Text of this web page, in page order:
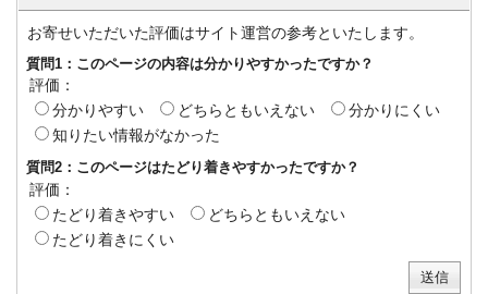
お寄せいただいた評価はサイト運営の参考といたします。
質問1：このページの内容は分かりやすかったですか？
評価：
分かりやすい
どちらともいえない
分かりにくい
知りたい情報がなかった
質問2：このページはたどり着きやすかったですか？
評価：
たどり着きやすい
どちらともいえない
たどり着きにくい